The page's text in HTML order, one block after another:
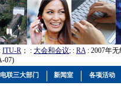
: ITU-R ； : 大会和会议; : RA: 2007年
07)
联三大部门 新闻室 各项活动